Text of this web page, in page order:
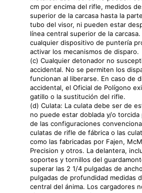
cm por encima del rifle, medidos
superior de la carcasa hasta la
tubo del visor, ni pueden estar
línea central superior de la
cualquier dispositivo de puntería
activar los mecanismos de disparo.
(c) Cualquier detonador no
accidental. No se permiten los
funcionan al liberarse. En caso de
accidental, el Oficial de Polígono
gatillo o la sustitución del rifle.
(d) Culata: La culata debe ser de
no puede estar doblada y/o torcida
de las configuraciones
culatas de rifle de fábrica o las
como las fabricadas por Fajen,
Precision y otros. La delantera,
soportes y tornillos del
superar las 2 1/4 pulgadas de
pulgadas de profundidad medidas
central del ánima. Los cargadores